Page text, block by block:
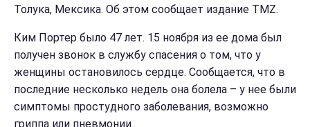
Толука, Мексика. Об этом сообщает издание TMZ.
Ким Портер было 47 лет. 15 ноября из ее дома был
получен звонок в службу спасения о том, что у
женщины остановилось сердце. Сообщается, что в
последние несколько недель она болела – у нее были
симптомы простудного заболевания, возможно
гриппа или пневмонии.